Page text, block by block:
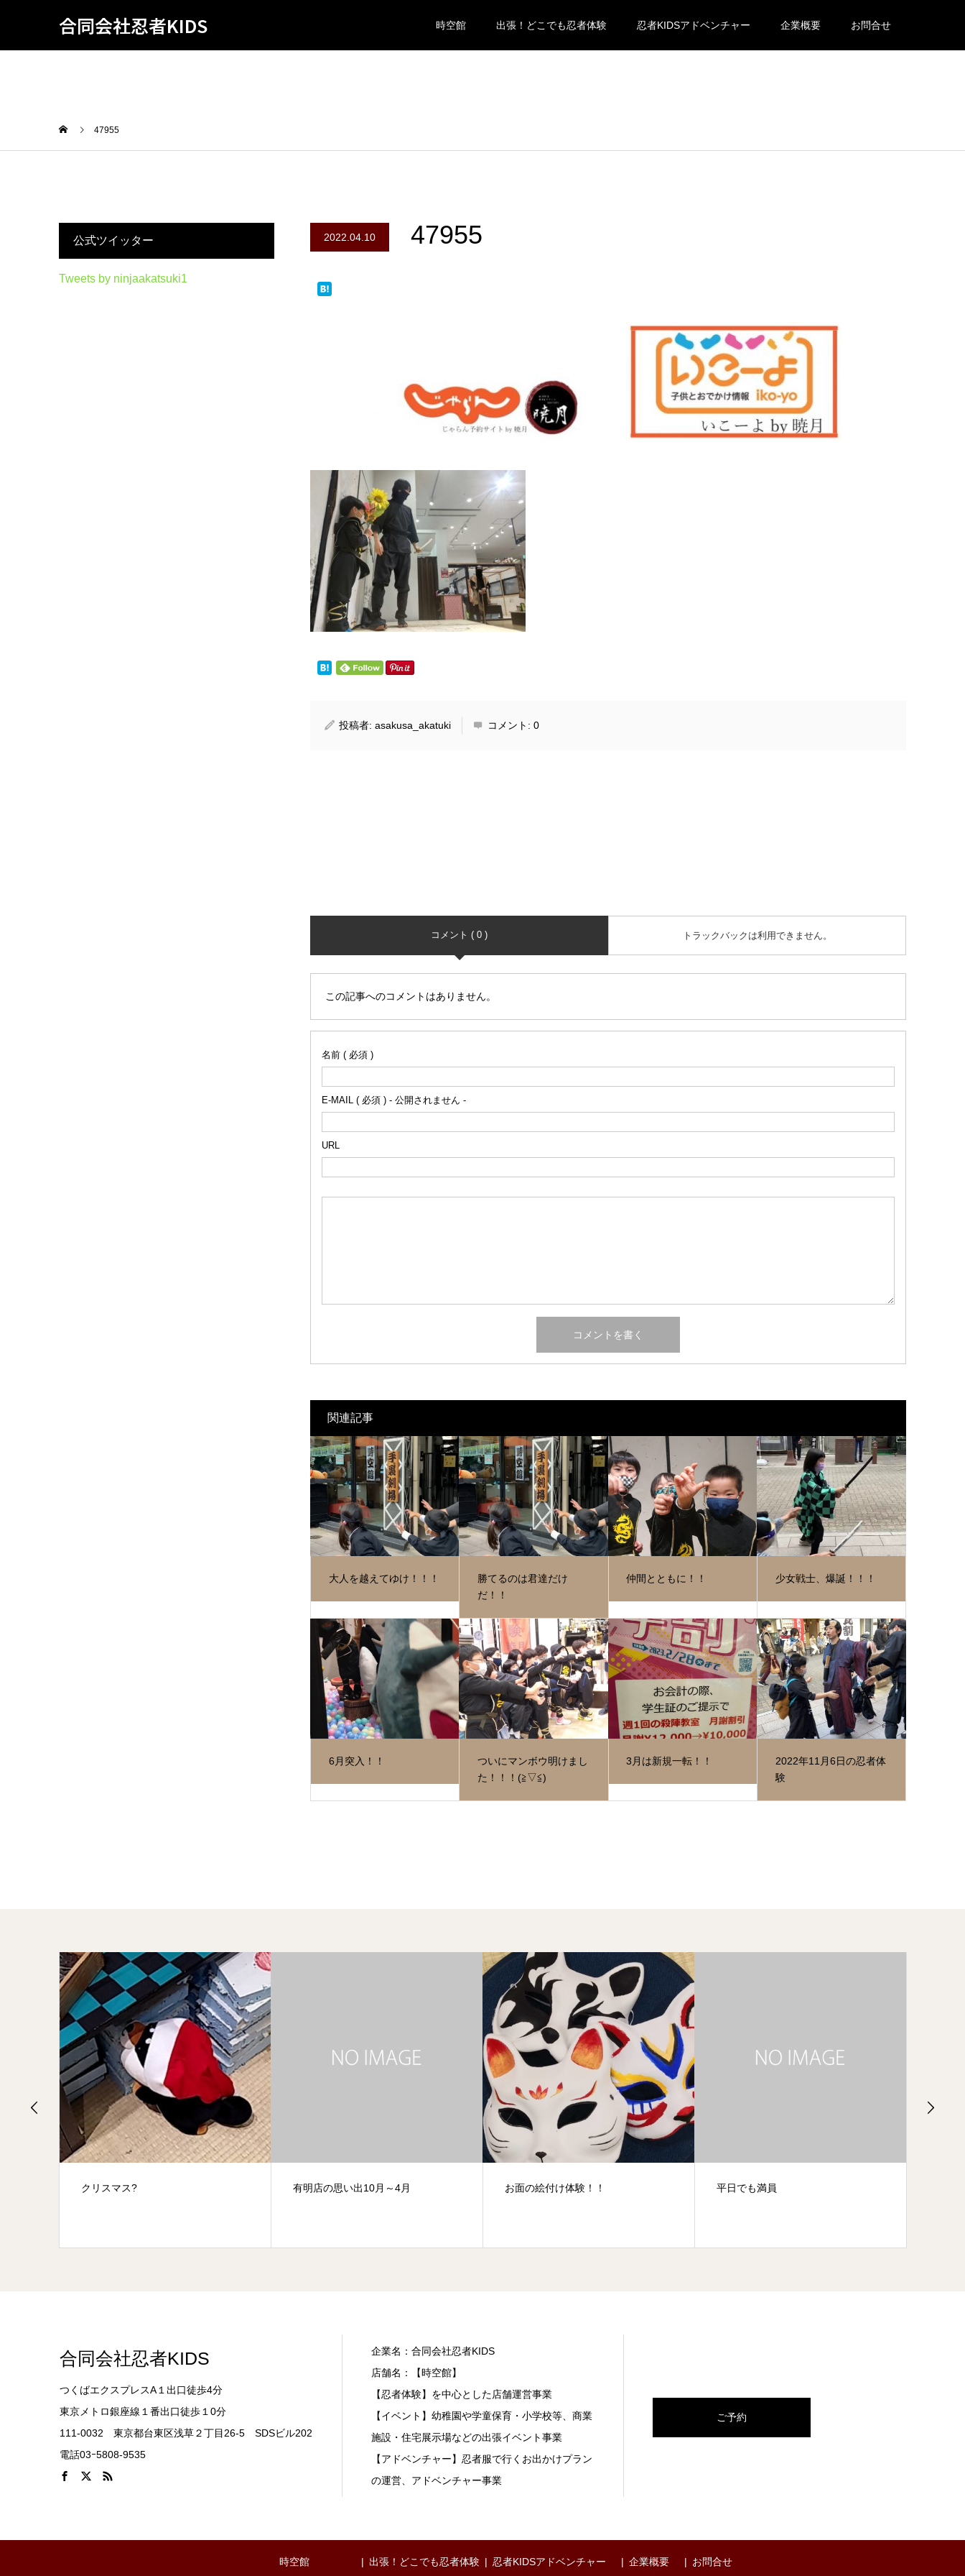
合同会社忍者KIDS 時空館 出張！どこでも忍者体験 忍者KIDSアドベンチャー 企業概要 お問合せ
47955
2022.04.10 47955
投稿者:asakusa_akatuki コメント:0
コメント ( 0 ) トラックバックは利用できません。
この記事へのコメントはありません。
名前 ( 必須 )
E-MAIL ( 必須 ) - 公開されません -
URL
関連記事
大人を越えてゆけ！！！
勝てるのは君達だけ
だ！！
仲間とともに！！ 少女戦士、爆誕！！！
6月突入！！
ついにマンボウ明けまし
た！！！(≧▽≦)
3月は新規一転！！
2022年11月6日の忍者体
験
公式ツイッター
Tweets by ninjaakatsuki1
有明店の思い出10月～4月 お面の絵付け体験！！ 平日でも満員 仁左衛門の過去
合同会社忍者KIDS
つくばエクスプレスA１出口徒歩4分
東京メトロ銀座線１番出口徒歩１0分
111-0032 東京都台東区浅草２丁目26-5 SDSビル202
電話03ｰ5808-9535
企業名：合同会社忍者KIDS
店舗名：【時空館】
【忍者体験】を中心とした店舗運営事業
【イベント】幼稚園や学童保育・小学校等、商業
施設・住宅展示場などの出張イベント事業
【アドベンチャー】忍者服で行くお出かけプラン
の運営、アドベンチャー事業
ご予約
時空館 出張！どこでも忍者体験 忍者KIDSアドベンチャー 企業概要 お問合せ